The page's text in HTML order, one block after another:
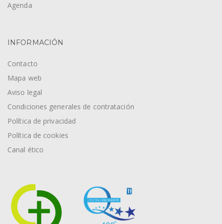
Agenda
INFORMACIÓN
Contacto
Mapa web
Aviso legal
Condiciones generales de contratación
Política de privacidad
Política de cookies
Canal ético